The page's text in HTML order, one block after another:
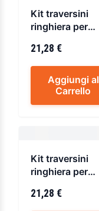
Kit traversini
ringhiera per
21,28 €
Aggiungi al
Carrello
Kit traversini
ringhiera per
21,28 €